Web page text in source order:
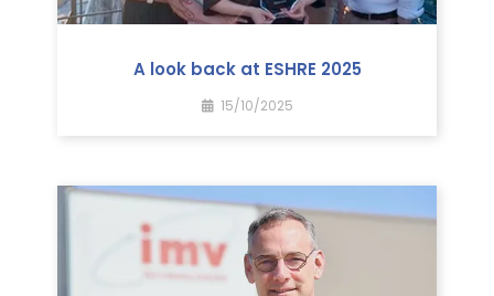
A look back at ESHRE 2025
15/10/2025